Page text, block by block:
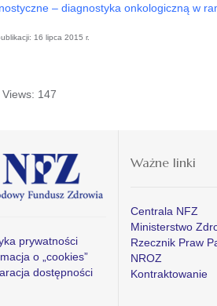
– diagnostyka onkologiczną w
16 lipca 2015 r.
147
prywatności
o „cookies”
dostępności
Ważne linki
Centrala NFZ
Ministerstwo
Rzecznik Praw
NROZ
Kontraktowanie